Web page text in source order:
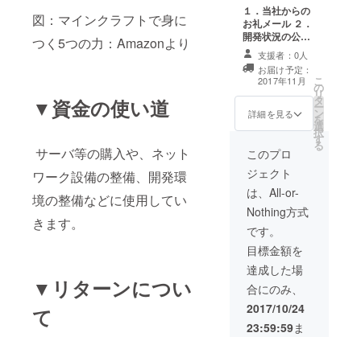
図：マインクラフトで身に
つく5つの力：Amazonより
▼資金の使い道
サーバ等の購入や、ネット
ワーク設備の整備、開発環
境の整備などに使用してい
きます。
▼リターンについ
て
送付になりま
す） ５．
FujiSabaオリジ
ナルステッカー
（１０枚） ６．
FujiSabaオリジ
ナルクリアファ
イル（１０枚）
※お届予定は１，
２，３，４番の
ものです。５，
６番は準備がで
き次第発送しま
す。
１．当社からの
お礼メール ２．
開発状況の公開
３．FujiSabaク
ローズドβテス
ト永久無料チ
ケット（メール
送付になりま
す） ４．
料チケット ５．
FujiSabaオリジ
ナルステッカー
（１５枚） ６．
FujiSabaオリジ
ナルクリアファ
イル（１５枚）
お届予定は１，
２，３，４番の
ものです。５，
６番は準備がで
き次第発送しま
す。
支援者：0人
お届け予定：
2017年11月
詳細を見る
こ
の
リ
タ
ー
ン
を
選
択
す
る
このプロ
ジェクト
は、All-or-
Nothing方式
です。
目標金額を
達成した場
合にのみ、
2017/10/24
23:59:59ま